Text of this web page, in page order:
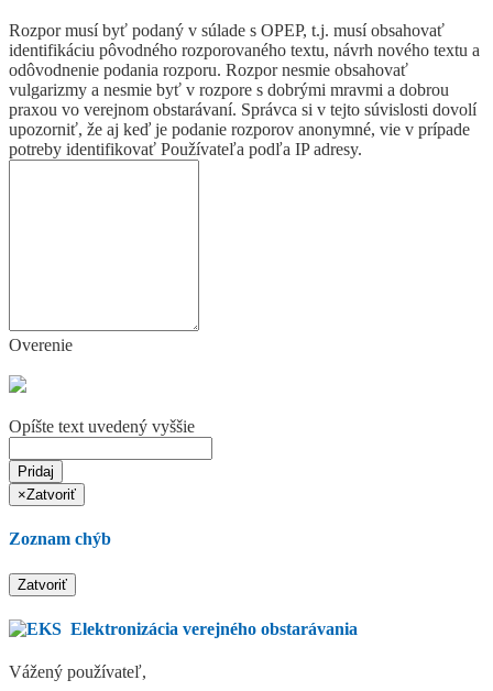
Rozpor musí byť podaný v súlade s OPEP, t.j. musí obsahovať
identifikáciu pôvodného rozporovaného textu, návrh nového textu a
odôvodnenie podania rozporu. Rozpor nesmie obsahovať
vulgarizmy a nesmie byť v rozpore s dobrými mravmi a dobrou
praxou vo verejnom obstarávaní. Správca si v tejto súvislosti dovolí
upozorniť, že aj keď je podanie rozporov anonymné, vie v prípade
potreby identifikovať Používateľa podľa IP adresy.
Overenie
Opíšte text uvedený vyššie
Pridaj
×Zatvoriť
Zoznam chýb
Zatvoriť
Elektronizácia verejného obstarávania
Vážený používateľ,